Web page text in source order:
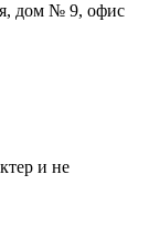
дом № 9, офис
и не